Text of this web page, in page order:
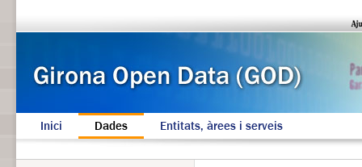
Inici Dades Entitats, àrees i serveis